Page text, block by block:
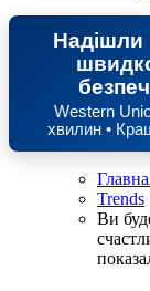
Надішли
Western
хвилин •
Trends
Ви